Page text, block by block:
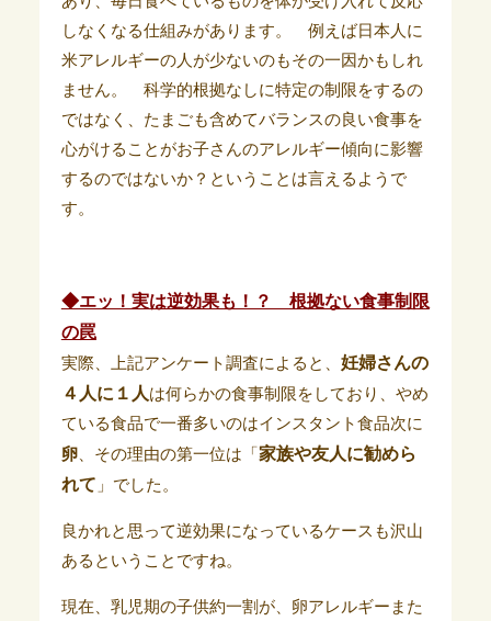
しなくなる仕組みがあります。 例えば日本人に
米アレルギーの人が少ないのもその一因かもしれ
ません。 科学的根拠なしに特定の制限をするの
ではなく、たまごも含めてバランスの良い食事を
心がけることがお子さんのアレルギー傾向に影響
するのではないか？ということは言えるようで
す。
◆エッ！実は逆効果も！？ 根拠ない食事制限
の罠
実際、上記アンケート調査によると、 妊婦さんの
４人に１人は何らかの食事制限をしており、やめ
ている食品で一番多いのはインスタント食品次に
卵、その理由の第一位は「 家族や友人に勧めら
れて 」でした。
良かれと思って逆効果になっているケースも沢山
あるということですね。
現在、乳児期の子供約一割が、卵アレルギーまた